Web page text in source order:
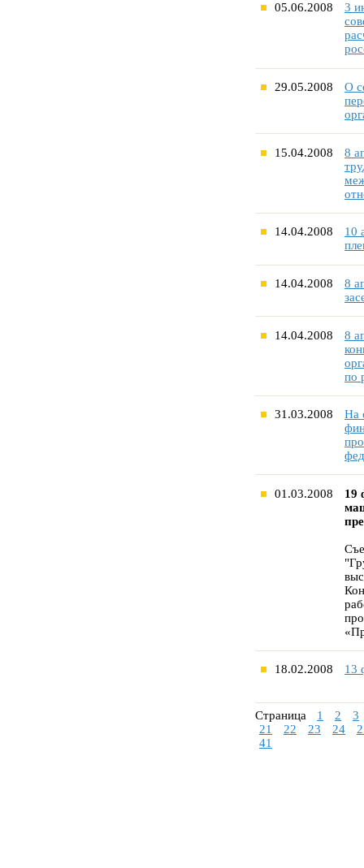
05.06.2008
3
29.05.2008
О
15.04.2008
8
14.04.2008
10
14.04.2008
8
14.04.2008
8
по
31.03.2008
На
01.03.2008
19
18.02.2008 13
Страница 1 2
3
21
22 23 24
41